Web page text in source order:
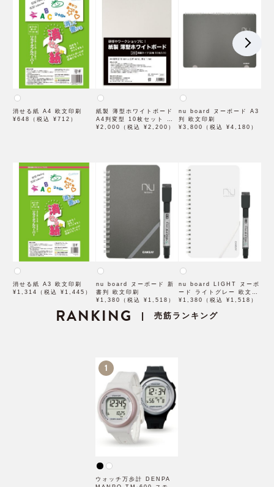
消せる紙 A4 欧文印刷
¥648（税込 ¥712）
紙製 薄型ホワイトボード
A4判変型 10枚セット 欧
文印刷
¥2,000（税込 ¥2,200）
nu board ヌーボード A3
判 欧文印刷
¥3,800（税込 ¥4,180）
消せる紙 A3 欧文印刷
¥1,314（税込 ¥1,445）
nu board ヌーボード 新
書判 欧文印刷
¥1,380（税込 ¥1,518）
nu board LIGHT ヌーボ
ード ライトグレー 欧文印
刷
¥1,380（税込 ¥1,518）
RANKING | 売筋ランキング
1
ウォッチ万歩計 DENPA